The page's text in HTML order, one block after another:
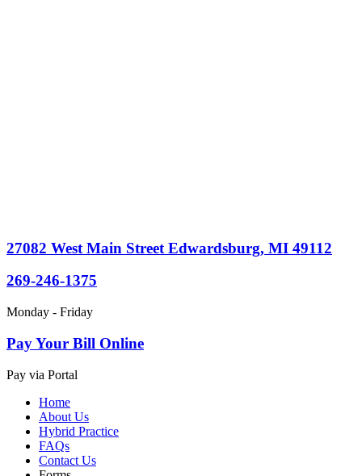
27082 West Main Street Edwardsburg, MI 49112
269-246-1375
Monday - Friday
Pay Your Bill Online
Pay via Portal
Home
About Us
Hybrid Practice
FAQs
Contact Us